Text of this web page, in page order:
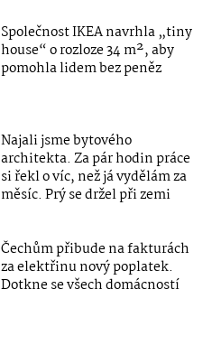
Společnost IKEA navrhla „tiny
house“ o rozloze 34 m², aby
pomohla lidem bez peněz
Najali jsme bytového
architekta. Za pár hodin práce
si řekl o víc, než já vydělám za
měsíc. Prý se držel při zemi
Čechům přibude na fakturách
za elektřinu nový poplatek.
Dotkne se všech domácností